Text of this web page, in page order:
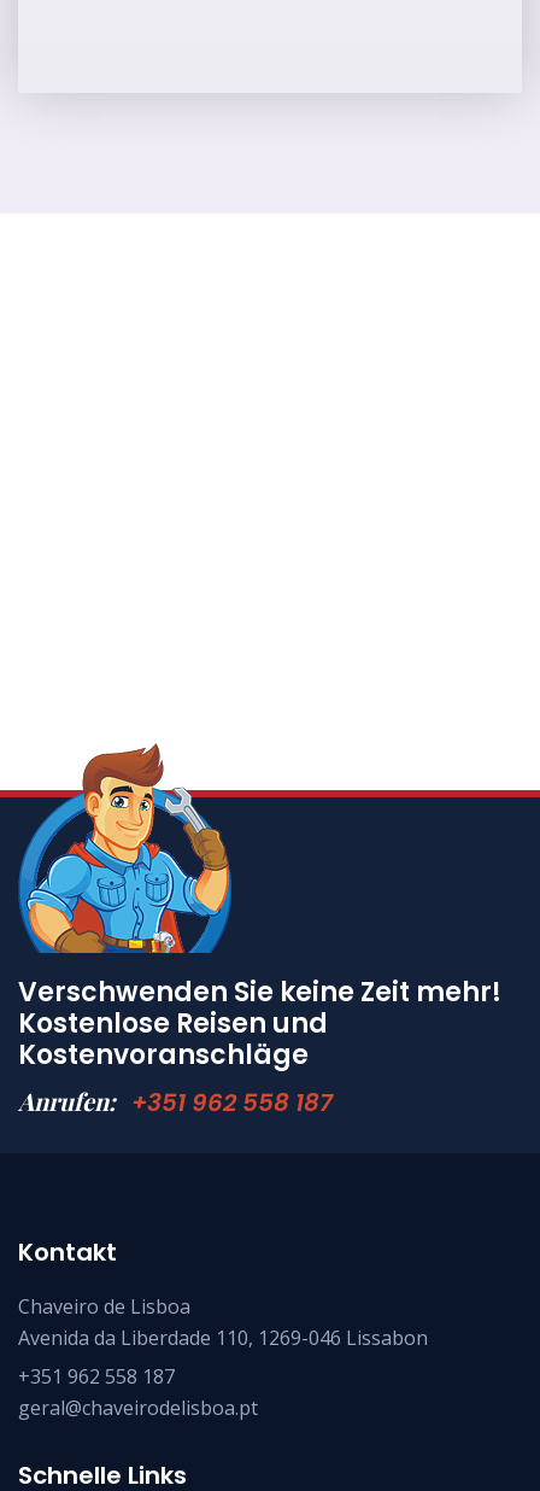
Verschwenden Sie keine Zeit mehr!
Kostenlose Reisen und
Kostenvoranschläge
Anrufen: +351 962 558 187
Kontakt
Chaveiro de Lisboa
Avenida da Liberdade 110, 1269-046 Lissabon
+351 962 558 187
geral@chaveirodelisboa.pt
Schnelle Links